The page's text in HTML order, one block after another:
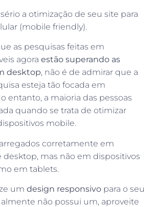
a otimização de seu site para
(mobile friendly).
as pesquisas feitas em
agora estão superando as
desktop, não é de admirar que a
esteja tão focada em
entanto, a maioria das pessoas
quando se trata de otimizar
mobile.
corretamente em
desktop, mas não em dispositivos
em tablets.
um design responsivo para o seu
não possui um, aproveite